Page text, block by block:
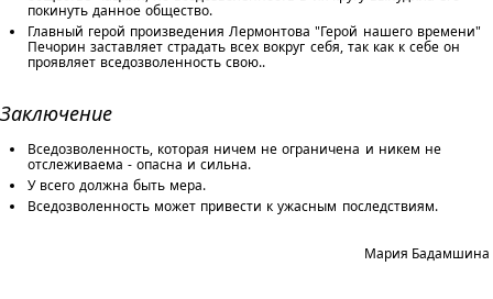
покинуть данное общество.
Главный герой произведения Лермонтова "Герой нашего времени"
Печорин заставляет страдать всех вокруг себя, так как к себе он
проявляет вседозволенность свою..
Заключение
Вседозволенность, которая ничем не ограничена и никем не
отслеживаема - опасна и сильна.
У всего должна быть мера.
Вседозволенность может привести к ужасным последствиям.
Мария Бадамшина